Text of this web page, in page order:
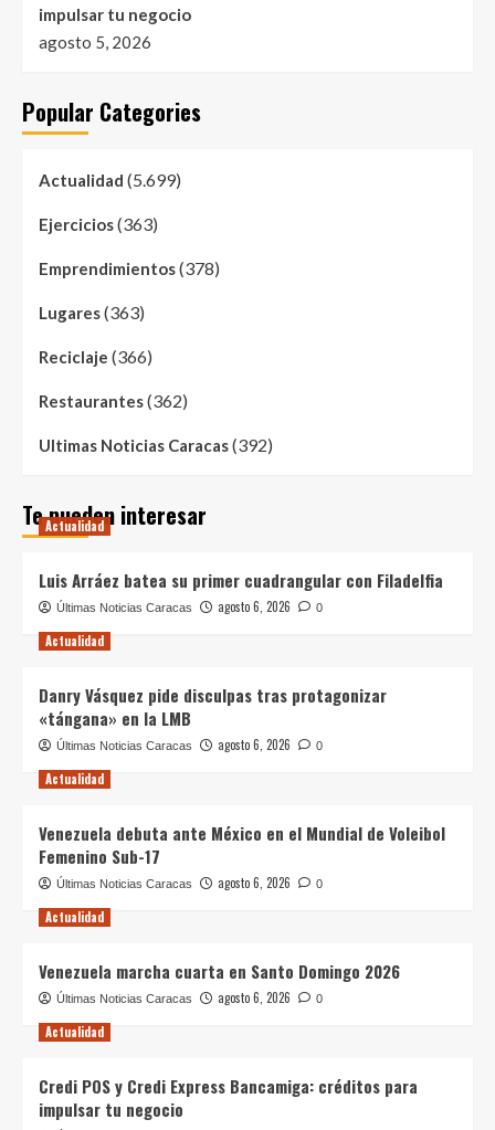
impulsar tu negocio
agosto 5, 2026
Popular Categories
Actualidad (5.699)
Ejercicios(363)
Emprendimientos(378)
Lugares(363)
Reciclaje (366)
Restaurantes(362)
Ultimas Noticias Caracas(392)
Te pueden interesar
Actualidad
Luis Arráez batea su primer cuadrangular con Filadelfia
Últimas Noticias Caracas agosto 6, 2026 0
Actualidad
Danry Vásquez pide disculpas tras protagonizar
«tángana» en la LMB
Últimas Noticias Caracas agosto 6, 2026 0
Actualidad
Venezuela debuta ante México en el Mundial de Voleibol
Femenino Sub-17
Últimas Noticias Caracas agosto 6, 2026 0
Actualidad
Venezuela marcha cuarta en Santo Domingo 2026
Últimas Noticias Caracas agosto 6, 2026 0
Actualidad
Credi POS y Credi Express Bancamiga: créditos para
impulsar tu negocio